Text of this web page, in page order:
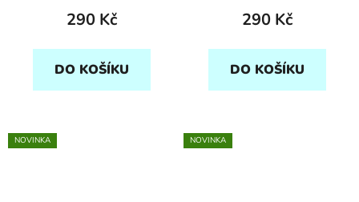
290 Kč
DO KOŠÍKU
290 Kč
DO KOŠÍKU
NOVINKA NOVINKA